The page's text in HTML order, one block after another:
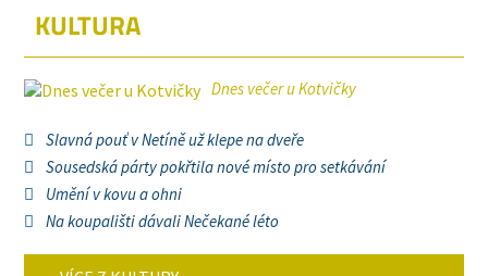
KULTURA
Dnes večer u Kotvičky
Slavná pouť v Netíně už klepe na dveře
Sousedská párty pokřtila nové místo pro setkávání
Umění v kovu a ohni
Na koupališti dávali Nečekané léto